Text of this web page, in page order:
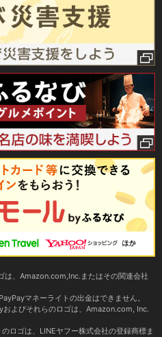
、Amazon.com,Inc.またはその関連会社
マネーライトの出金はできません。
よびそれらのロゴは、Amazon.com, Inc.
ロゴは、LINEヤフー株式会社の登録商標ま